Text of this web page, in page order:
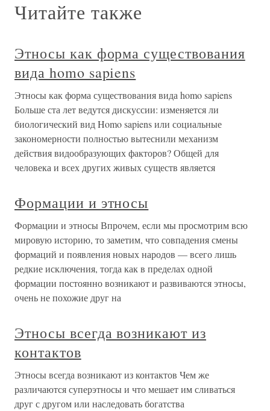
Читайте также
Этносы как форма существования
вида homo sapiens
Этносы как форма существования вида homo sapiens
Больше ста лет ведутся дискуссии: изменяется ли
биологический вид Homo sapiens или социальные
закономерности полностью вытеснили механизм
действия видообразующих факторов? Общей для
человека и всех других живых существ является
Формации и этносы
Формации и этносы Впрочем, если мы просмотрим всю
мировую историю, то заметим, что совпадения смены
формаций и появления новых народов — всего лишь
редкие исключения, тогда как в пределах одной
формации постоянно возникают и развиваются этносы,
очень не похожие друг на
Этносы всегда возникают из
контактов
Этносы всегда возникают из контактов Чем же
различаются суперэтносы и что мешает им сливаться
друг с другом или наследовать богатства